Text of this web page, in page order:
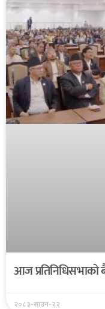
आज
२०८३-साउन-२२